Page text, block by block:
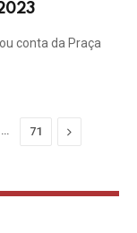
conta da Praça
… 71 Next